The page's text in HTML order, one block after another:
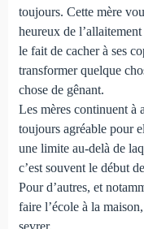
toujours. Cette mère
heureux de
le fait de cacher à ses
transformer quelque
chose de gênant.
Les mères continuent à
toujours agréable pour
une limite au-delà de
c’est souvent le début
Pour d’autres, et
faire l’école à la
sevrer.